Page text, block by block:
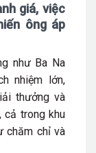
giá, việc
ông áp
như Ba Na
nhiệm lớn,
thưởng và
cả trong khu
chăm chỉ và